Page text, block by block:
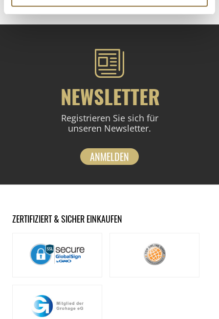
NEWSLETTER
Registrieren Sie sich für
unseren Newsletter.
ANMELDEN
ZERTIFIZIERT & SICHER EINKAUFEN